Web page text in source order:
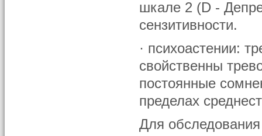
шкале 2 (D -
сензитивности.
· психоастении:
свойственны
постоянные
пределах
Для